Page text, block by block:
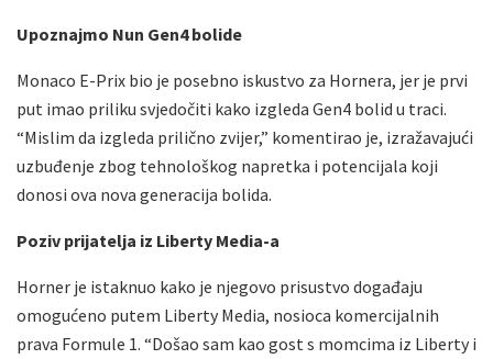
Upoznajmo Nun Gen4 bolide
Monaco E-Prix bio je posebno iskustvo za Hornera, jer je prvi
put imao priliku svjedočiti kako izgleda Gen4 bolid u traci.
“Mislim da izgleda prilično zvijer,” komentirao je, izražavajući
uzbuđenje zbog tehnološkog napretka i potencijala koji
donosi ova nova generacija bolida.
Poziv prijatelja iz Liberty Media-a
Horner je istaknuo kako je njegovo prisustvo događaju
omogućeno putem Liberty Media, nosioca komercijalnih
prava Formule 1. “Došao sam kao gost s momcima iz Liberty i